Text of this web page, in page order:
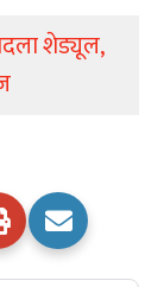
शेड्यूल,